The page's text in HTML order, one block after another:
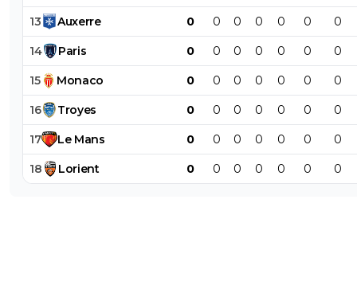
13 Auxerre 0 0 0 0 0 0 0
14 Paris 0 0 0 0 0 0 0
15 Monaco 0 0 0 0 0 0 0
16 Troyes 0 0 0 0 0 0 0
17 Le Mans 0 0 0 0 0 0 0
18 Lorient 0 0 0 0 0 0 0